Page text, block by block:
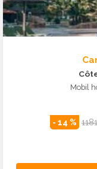
Mobil
- 14 %